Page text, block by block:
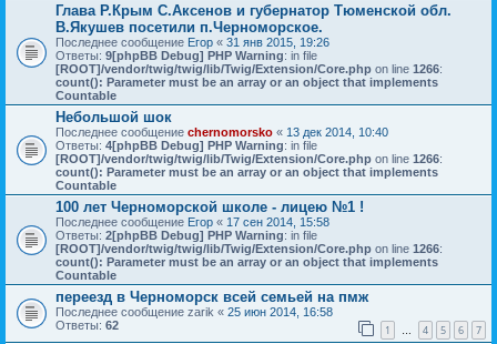
Глава Р.Крым С.Аксенов и губернатор Тюменской обл.
В.Якушев посетили п.Черноморское.
Последнее сообщение Егор « 31 янв 2015, 19:26
Ответы: 9[phpBB Debug] PHP Warning: in file
[ROOT]/vendor/twig/twig/lib/Twig/Extension/Core.php on line 1266:
count(): Parameter must be an array or an object that implements
Countable
Небольшой шок
Последнее сообщение chernomorsko « 13 дек 2014, 10:40
Ответы: 4[phpBB Debug] PHP Warning: in file
[ROOT]/vendor/twig/twig/lib/Twig/Extension/Core.php on line 1266:
count(): Parameter must be an array or an object that implements
Countable
100 лет Черноморской школе - лицею №1 !
Последнее сообщение Егор « 17 сен 2014, 15:58
Ответы: 2[phpBB Debug] PHP Warning: in file
[ROOT]/vendor/twig/twig/lib/Twig/Extension/Core.php on line 1266:
count(): Parameter must be an array or an object that implements
Countable
переезд в Черноморск всей семьей на пмж
Последнее сообщение zarik « 25 июн 2014, 16:58
Ответы: 62 1 4 5 6 7